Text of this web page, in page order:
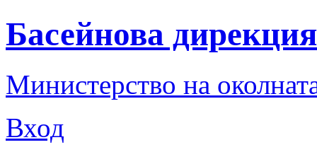
Басейнова
Министерство на
Вход